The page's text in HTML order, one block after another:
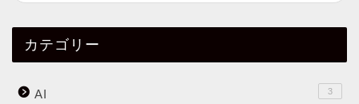
カテゴリー
AI 3